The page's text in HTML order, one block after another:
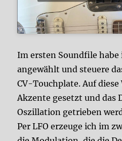
Im ersten Soundfile habe
angewählt und steuere
CV-Touchplate. Auf diese
Akzente gesetzt und das
Oszillation getrieben
Per LFO erzeuge ich im